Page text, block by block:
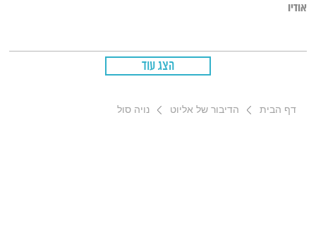
אודיו
הצג עוד
דף הבית הדיבור של אליוט נויה סול